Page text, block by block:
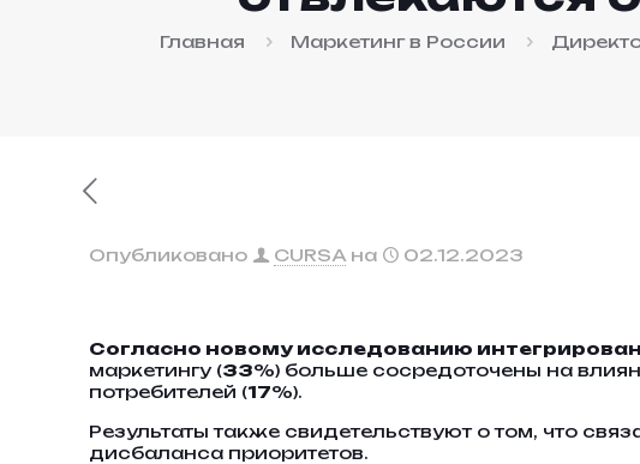
Главная Маркетинг в России
Опубликовано CURSA на 02.12.2023
Согласно новому исследованию
маркетингу (33%) больше сосредоточены на
потребителей (17%).
Результаты также свидетельствуют о том, что
дисбаланса приоритетов.